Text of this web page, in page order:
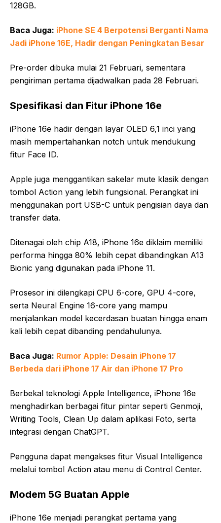
128GB.
Baca Juga: iPhone SE 4 Berpotensi Berganti Nama
Jadi iPhone 16E, Hadir dengan Peningkatan Besar
Pre-order dibuka mulai 21 Februari, sementara
pengiriman pertama dijadwalkan pada 28 Februari.
Spesifikasi dan Fitur iPhone 16e
iPhone 16e hadir dengan layar OLED 6,1 inci yang
masih mempertahankan notch untuk mendukung
fitur Face ID.
Apple juga menggantikan sakelar mute klasik dengan
tombol Action yang lebih fungsional. Perangkat ini
menggunakan port USB-C untuk pengisian daya dan
transfer data.
Ditenagai oleh chip A18, iPhone 16e diklaim memiliki
performa hingga 80% lebih cepat dibandingkan A13
Bionic yang digunakan pada iPhone 11.
Prosesor ini dilengkapi CPU 6-core, GPU 4-core,
serta Neural Engine 16-core yang mampu
menjalankan model kecerdasan buatan hingga enam
kali lebih cepat dibanding pendahulunya.
Baca Juga: Rumor Apple: Desain iPhone 17
Berbeda dari iPhone 17 Air dan iPhone 17 Pro
Berbekal teknologi Apple Intelligence, iPhone 16e
menghadirkan berbagai fitur pintar seperti Genmoji,
Writing Tools, Clean Up dalam aplikasi Foto, serta
integrasi dengan ChatGPT.
Pengguna dapat mengakses fitur Visual Intelligence
melalui tombol Action atau menu di Control Center.
Modem 5G Buatan Apple
iPhone 16e menjadi perangkat pertama yang